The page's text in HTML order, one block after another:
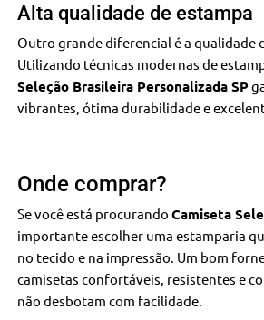
Alta qualidade de estampa
Outro grande diferencial é a qualidade
Utilizando técnicas modernas de
Seleção Brasileira Personalizada SP
vibrantes, ótima durabilidade e
Onde comprar?
Se você está procurandoCamiseta
importante escolher uma estamparia
no tecido e na impressão. Um bom
camisetas confortáveis, resistentes e
não desbotam com facilidade.